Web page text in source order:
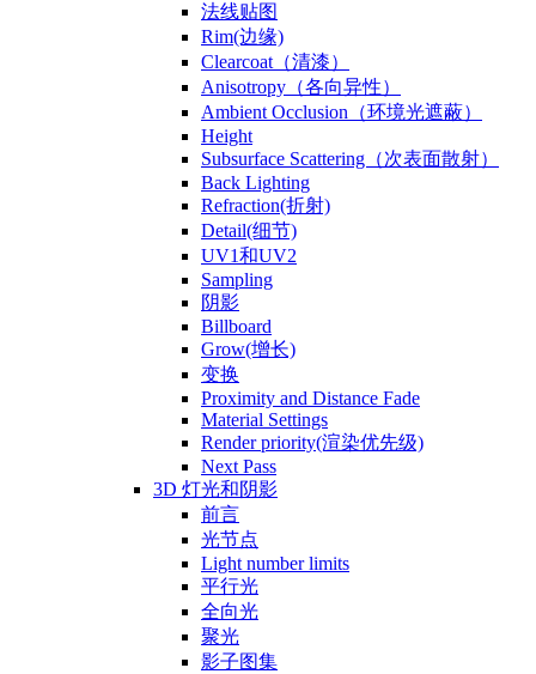
法线贴图
Rim(边缘)
Clearcoat（清漆）
Anisotropy（各向异性）
Ambient Occlusion（环境光遮蔽）
Height
Subsurface Scattering（次表面散射）
Back Lighting
Refraction(折射)
Detail(细节)
UV1和UV2
Sampling
阴影
Billboard
Grow(增长)
变换
Proximity and Distance Fade
Material Settings
Render priority(渲染优先级)
Next Pass
3D 灯光和阴影
前言
光节点
Light number limits
平行光
全向光
聚光
影子图集